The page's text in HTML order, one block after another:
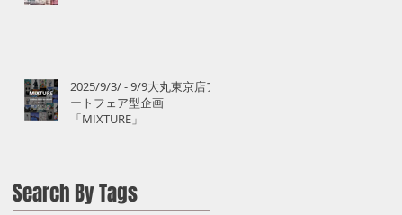
2025/9/3/ - 9/9大丸東京店ア
ートフェア型企画
「MIXTURE」
Search By Tags